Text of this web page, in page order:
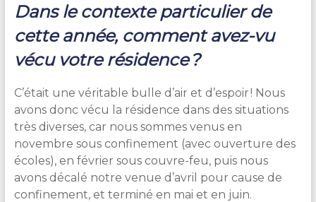
Dans le contexte particulier de
cette année, comment avez-vu
vécu votre résidence ?
C’était une véritable bulle d’air et d’espoir ! Nous
avons donc vécu la résidence dans des situations
très diverses, car nous sommes venus en
novembre sous confinement (avec ouverture des
écoles), en février sous couvre-feu, puis nous
avons décalé notre venue d’avril pour cause de
confinement, et terminé en mai et en juin.